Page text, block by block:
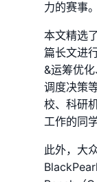
力的赛事。
本文精选
篇长文进
&运筹优
调度决策
校、科研
工作的同
此外，大